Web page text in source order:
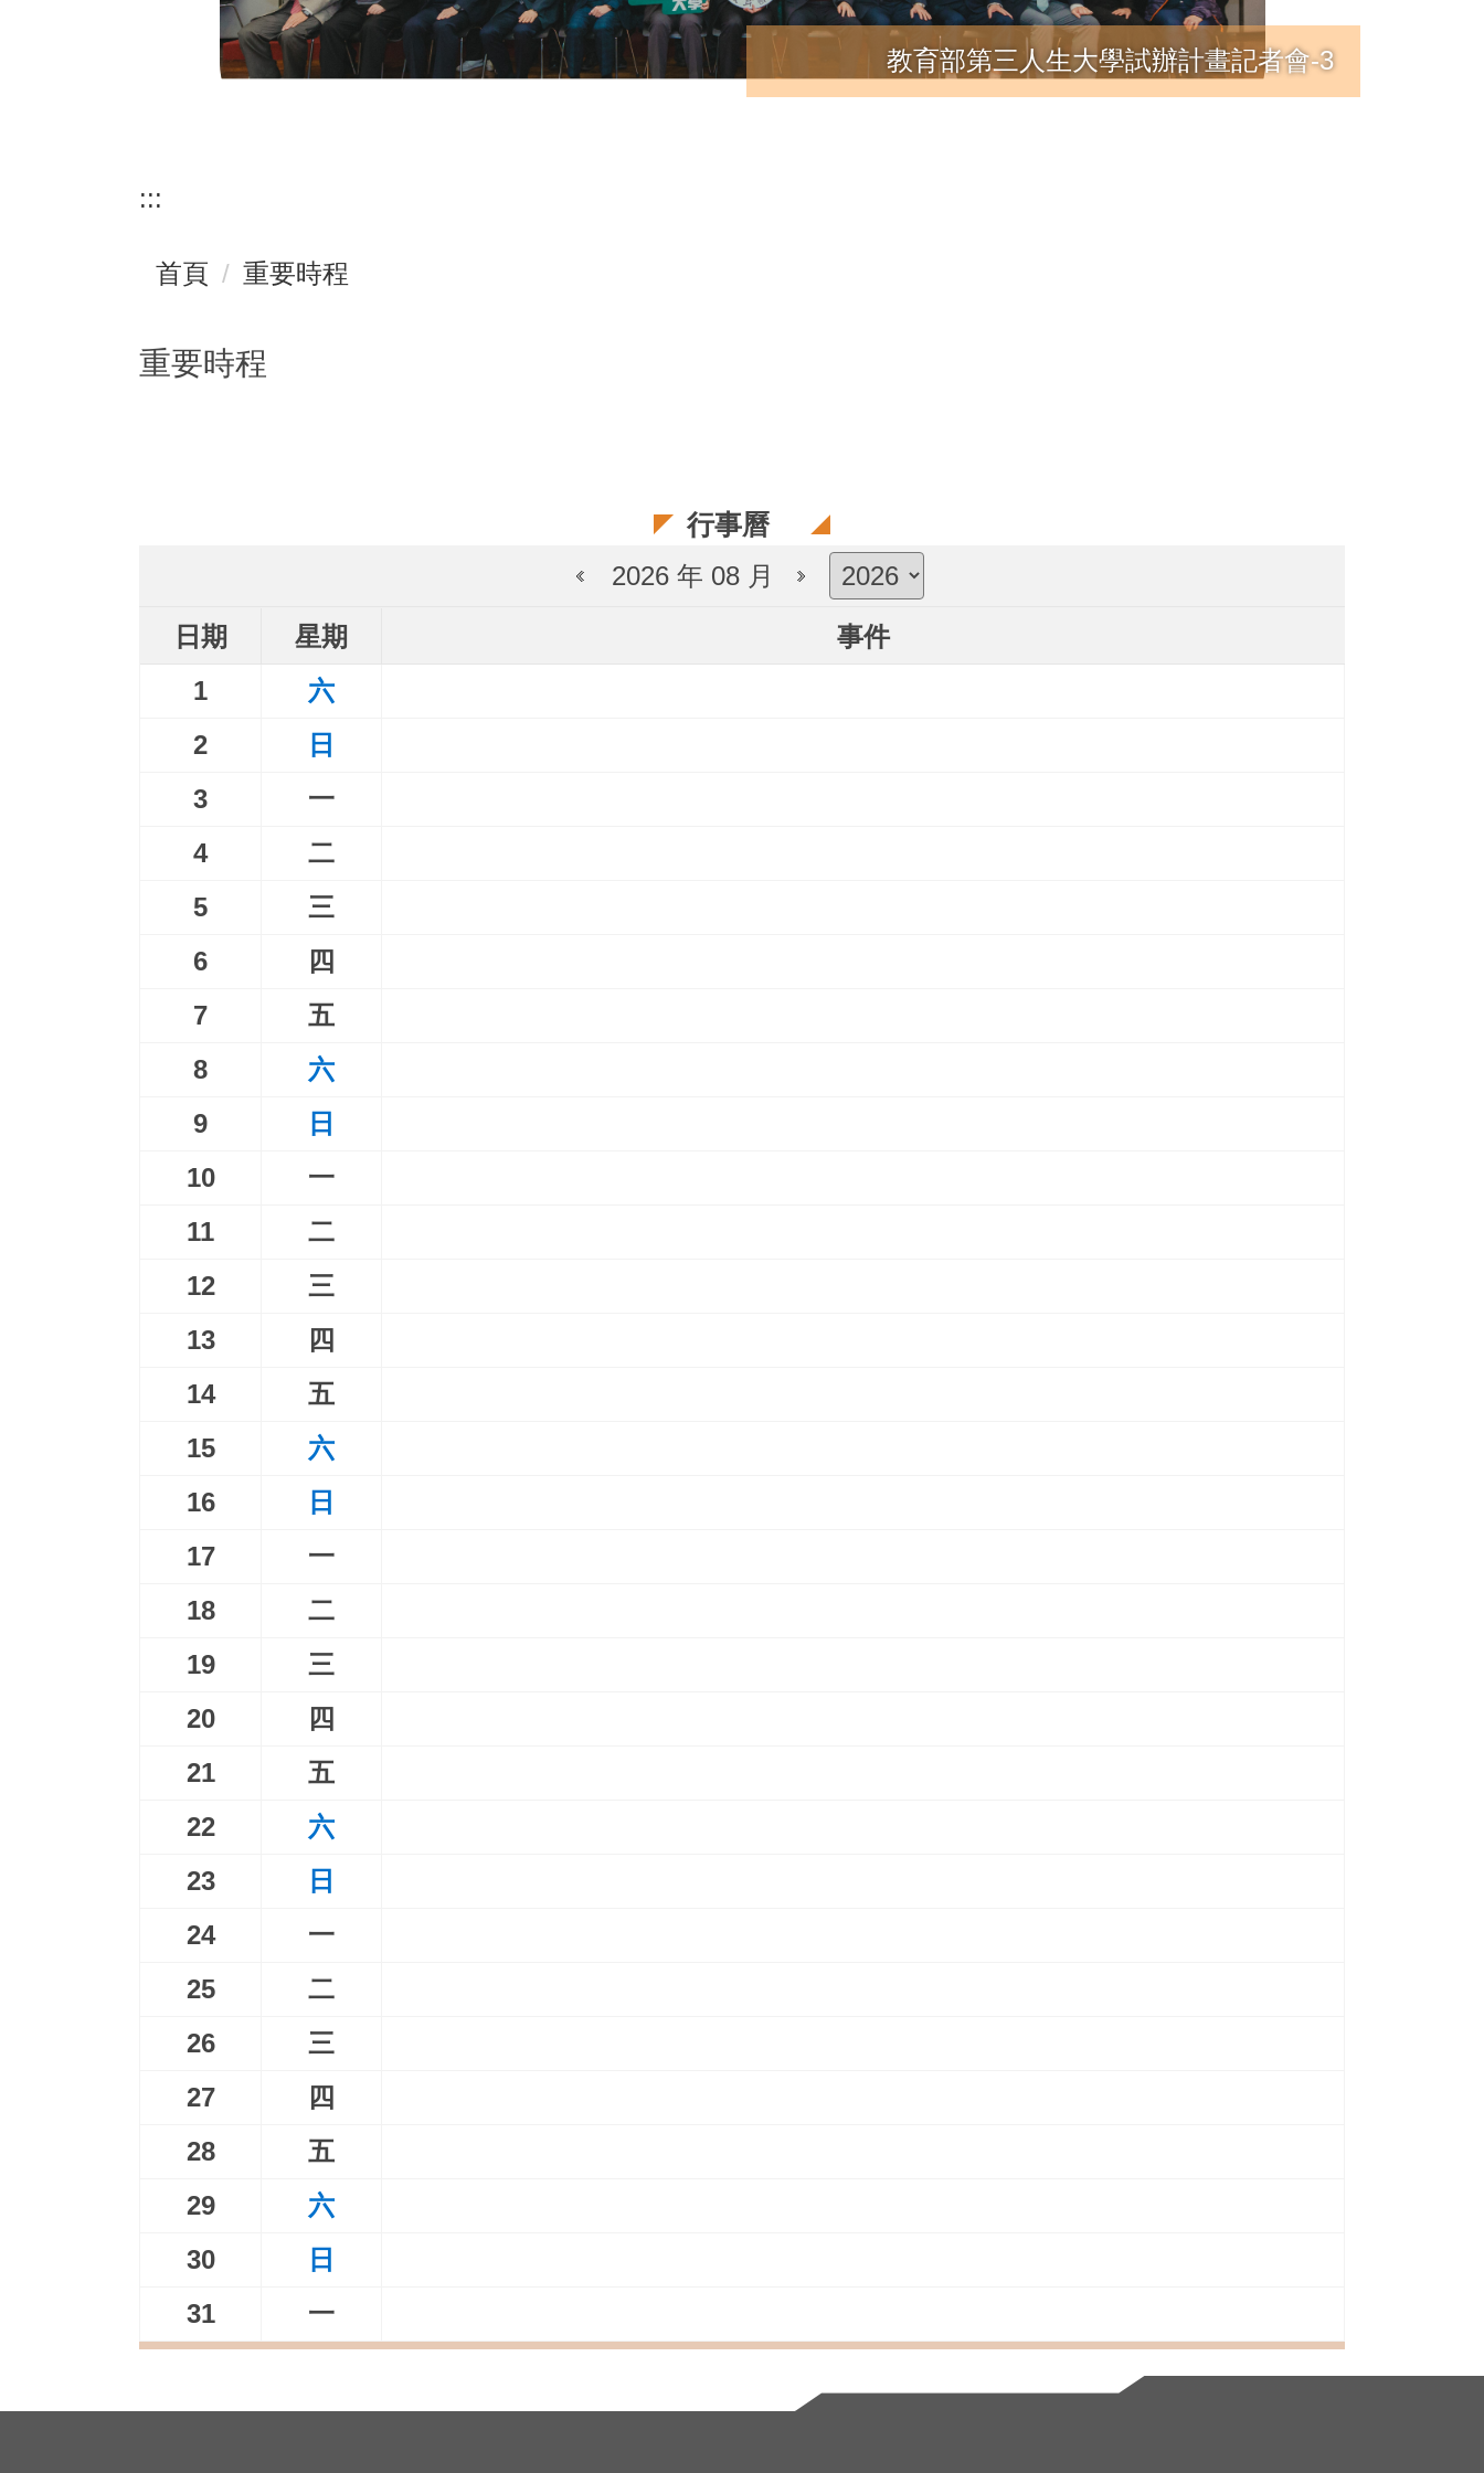
教育部第三人生大學試辦計畫記者會-3
:::
首頁 重要時程
重要時程
行事曆
2026 年 08 月
日期 星期
事件
1
六
2
日
3
一
4
二
5
三
6
四
7
五
8
六
9
日
10
一
11
二
12
三
13
四
14
五
15
六
16
日
17
一
18
二
19
三
20
四
21
五
22
六
23
日
24
一
25
二
26
三
27
四
28
五
29
六
30
日
31
一